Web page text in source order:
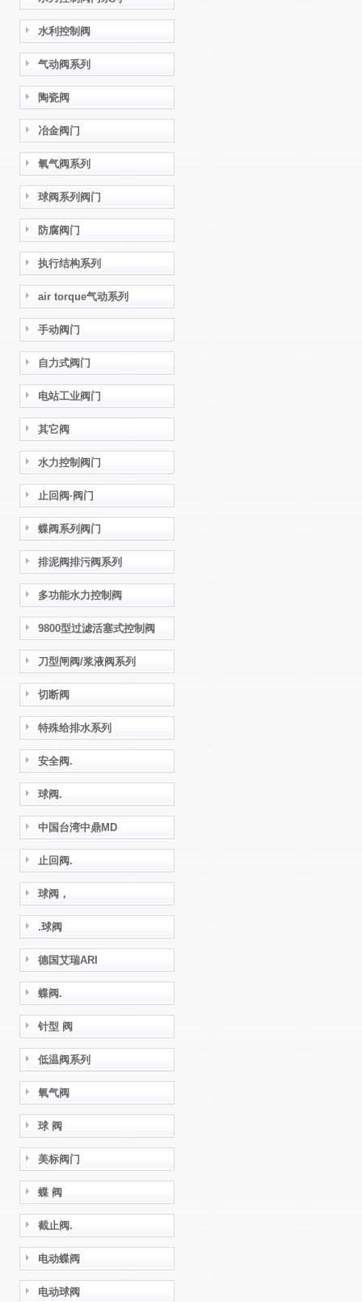
水利控制阀
气动阀系列
陶瓷阀
冶金阀门
氧气阀系列
球阀系列阀门
防腐阀门
执行结构系列
air torque气动系列
手动阀门
自力式阀门
电站工业阀门
其它阀
水力控制阀门
止回阀·阀门
蝶阀系列阀门
排泥阀排污阀系列
多功能水力控制阀
9800型过滤活塞式控制阀
刀型闸阀/浆液阀系列
切断阀
特殊给排水系列
安全阀.
球阀.
中国台湾中鼎MD
止回阀.
球阀，
.球阀
德国艾瑞ARI
蝶阀.
针型 阀
低温阀系列
氧气阀
球 阀
美标阀门
蝶 阀
截止阀.
电动蝶阀
电动球阀